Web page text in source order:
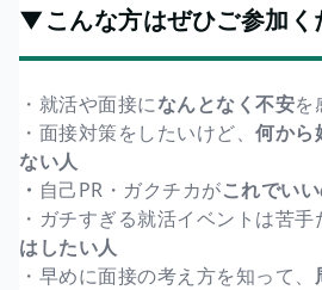
▼こんな方はぜひご参加く
・就活や面接になんとなく不安を
・面接対策をしたいけど、 何から
ない人
・ 自己PR・ガクチカがこれでい
・ガチすぎる就活イベントは苦手
はしたい人
・早めに面接の考え方を知って、